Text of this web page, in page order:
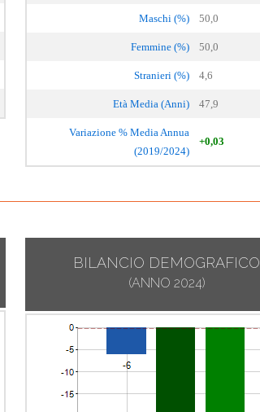
Maschi (%) 50,0
Femmine (%) 50,0
Stranieri (%) 4,6
Età Media (Anni) 47,9
Variazione % Media Annua
(2019/2024)
+0,03
BILANCIO DEMOGRAFICO
(ANNO 2024)